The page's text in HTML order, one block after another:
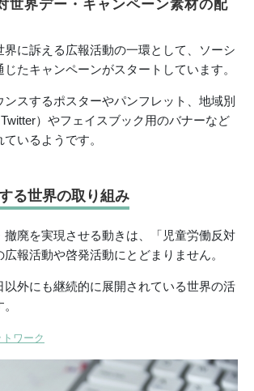
世界デー・キャンペーン素材の配
界に訴える広報活動の一環として、ソーシ
たキャンペーンがスタートしています。
ンスするポスターやパンフレット、地域別
）やフェイスブック用のバナーなど
いるようです。
る世界の取り組み
撤廃を実現させる動きは、「児童労働反対
報活動や啓発活動にとどまりません。
以外にも継続的に展開されている世界の活
ワーク